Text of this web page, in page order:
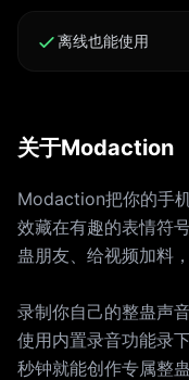
离线也能使用
关于Modaction
Modaction把你的手
效藏在有趣的表情符
蛊朋友、给视频加料
录制你自己的整蛊声
使用内置录音功能录
秒钟就能创作专属整蛊